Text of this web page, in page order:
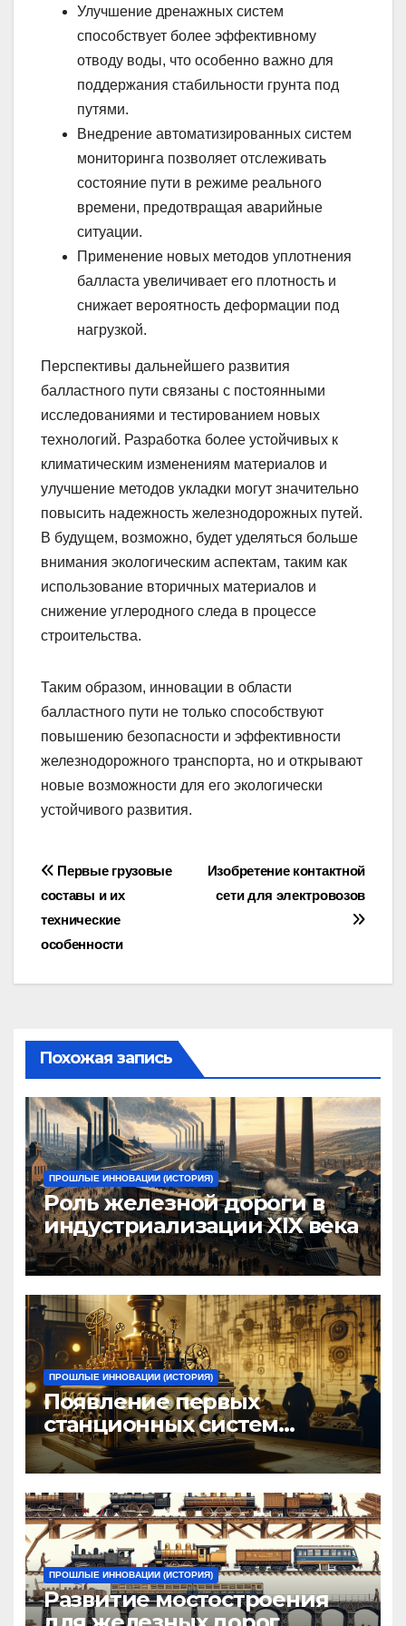
Улучшение дренажных систем
способствует более эффективному
отводу воды, что особенно важно для
поддержания стабильности грунта под
путями.
Внедрение автоматизированных систем
мониторинга позволяет отслеживать
состояние пути в режиме реального
времени, предотвращая аварийные
ситуации.
Применение новых методов уплотнения
балласта увеличивает его плотность и
снижает вероятность деформации под
нагрузкой.
Перспективы дальнейшего развития
балластного пути связаны с постоянными
исследованиями и тестированием новых
технологий. Разработка более устойчивых к
климатическим изменениям материалов и
улучшение методов укладки могут значительно
повысить надежность железнодорожных путей.
В будущем, возможно, будет уделяться больше
внимания экологическим аспектам, таким как
использование вторичных материалов и
снижение углеродного следа в процессе
строительства.
Таким образом, инновации в области
балластного пути не только способствуют
повышению безопасности и эффективности
железнодорожного транспорта, но и открывают
новые возможности для его экологически
устойчивого развития.
Навигация
по
записям
Изобретение контактной
сети для электровозов
Первые грузовые
составы и их
технические
особенности
Похожая запись
ПРОШЛЫЕ ИННОВАЦИИ (ИСТОРИЯ)
Роль железной дороги в
индустриализации XIX века
ПРОШЛЫЕ ИННОВАЦИИ (ИСТОРИЯ)
Появление первых
станционных систем
управления
ПРОШЛЫЕ ИННОВАЦИИ (ИСТОРИЯ)
Развитие мостостроения